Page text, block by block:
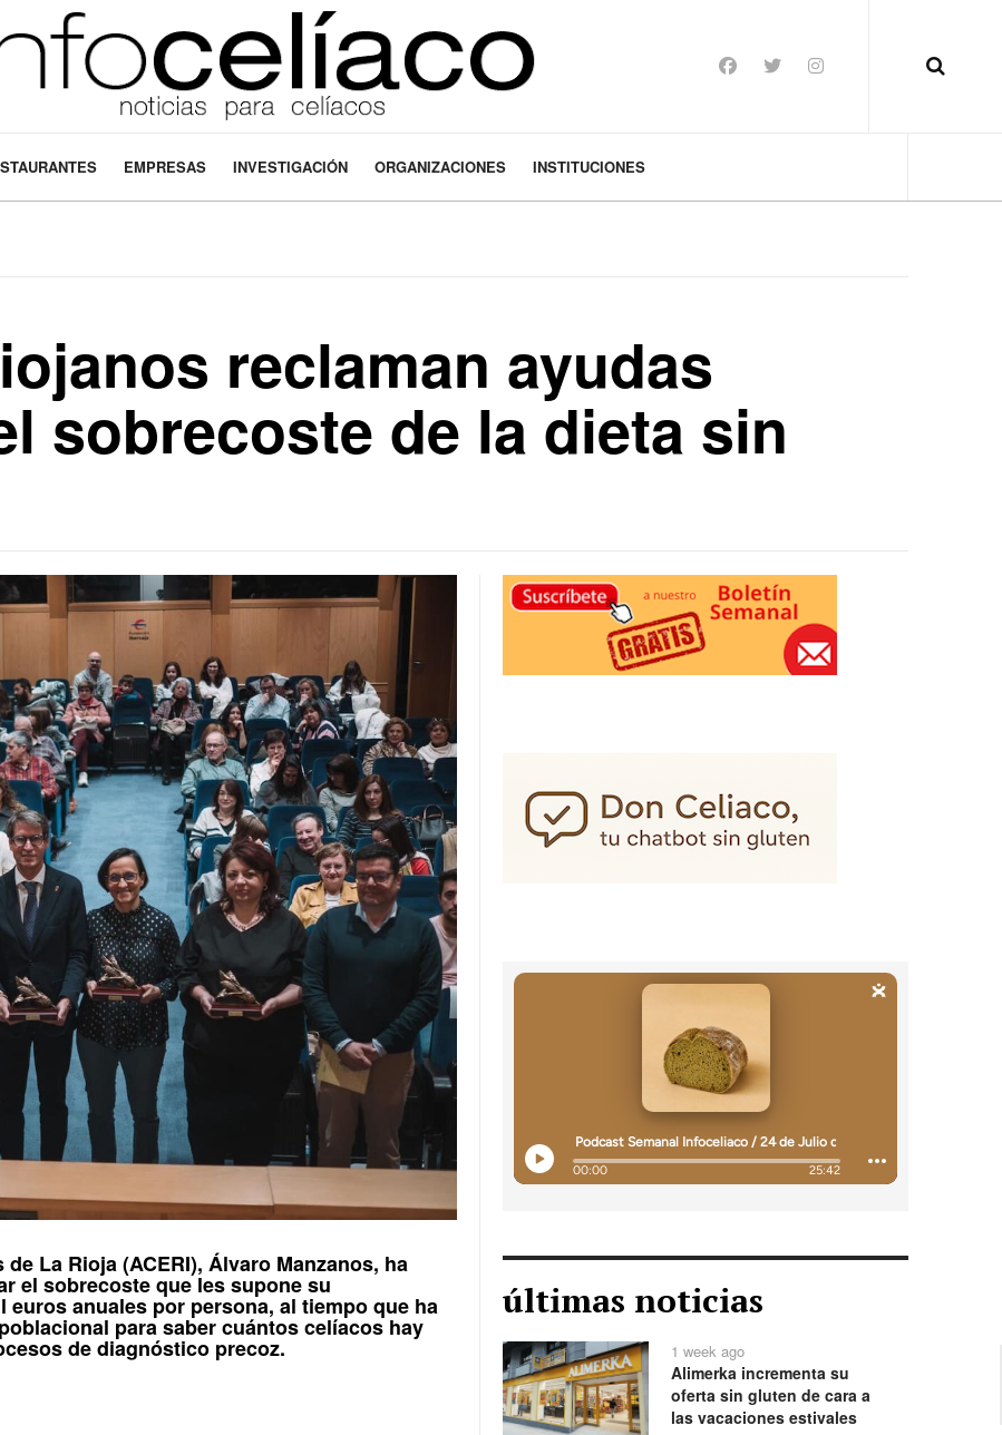
EMPRESAS INVESTIGACIÓN ORGANIZACIONES INSTITUCIONES
reclaman ayudas
sobrecoste de la dieta sin
La Rioja (ACERI), Álvaro Manzanos, ha
el sobrecoste que les supone su
anuales por persona, al tiempo que ha
para saber cuántos celíacos hay
de diagnóstico precoz.
últimas noticias
1 week ago
Alimerka incrementa su
oferta sin gluten de cara a
las vacaciones estivales